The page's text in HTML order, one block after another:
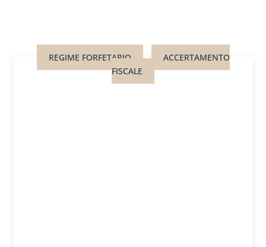
REGIME FORFETARIO
ACCERTAMENTO
FISCALE